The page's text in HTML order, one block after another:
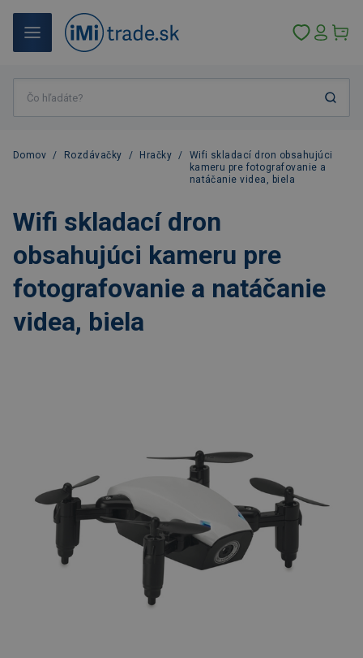
Domov / Rozdávačky / Hračky /
Wifi skladací dron obsahujúci
kameru pre fotografovanie a
natáčanie videa, biela
Wifi skladací dron
obsahujúci kameru pre
fotografovanie a natáčanie
videa, biela